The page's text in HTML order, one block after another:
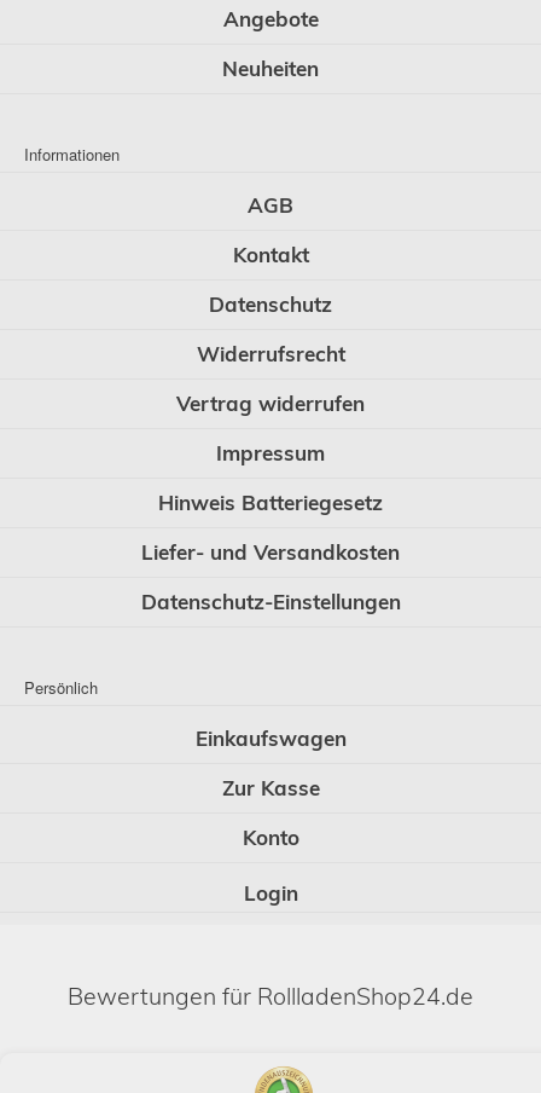
Angebote
Neuheiten
Informationen
AGB
Kontakt
Datenschutz
Widerrufsrecht
Vertrag widerrufen
Impressum
Hinweis Batteriegesetz
Liefer- und Versandkosten
Datenschutz-Einstellungen
Persönlich
Einkaufswagen
Zur Kasse
Konto
Login
Bewertungen für RollladenShop24.de